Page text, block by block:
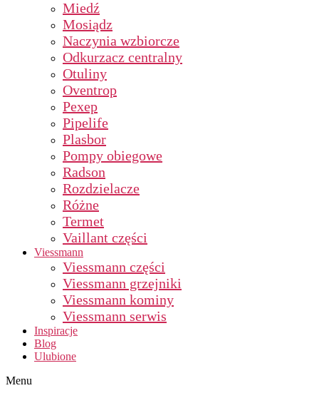
Miedź
Mosiądz
Naczynia wzbiorcze
Odkurzacz centralny
Otuliny
Oventrop
Pexep
Pipelife
Plasbor
Pompy obiegowe
Radson
Rozdzielacze
Różne
Termet
Vaillant części
Viessmann
Viessmann części
Viessmann grzejniki
Viessmann kominy
Viessmann serwis
Inspiracje
Blog
Ulubione
Menu